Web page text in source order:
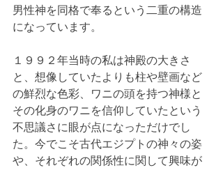
男性神を同格で奉るという二重の構造
になっています。
１９９２年当時の私は神殿の大きさ
と、想像していたよりも柱や壁画など
の鮮烈な色彩、ワニの頭を持つ神様と
その化身のワニを信仰していたという
不思議さに眼が点になっただけでし
た。今でこそ古代エジプトの神々の姿
や、それぞれの関係性に関して興味が